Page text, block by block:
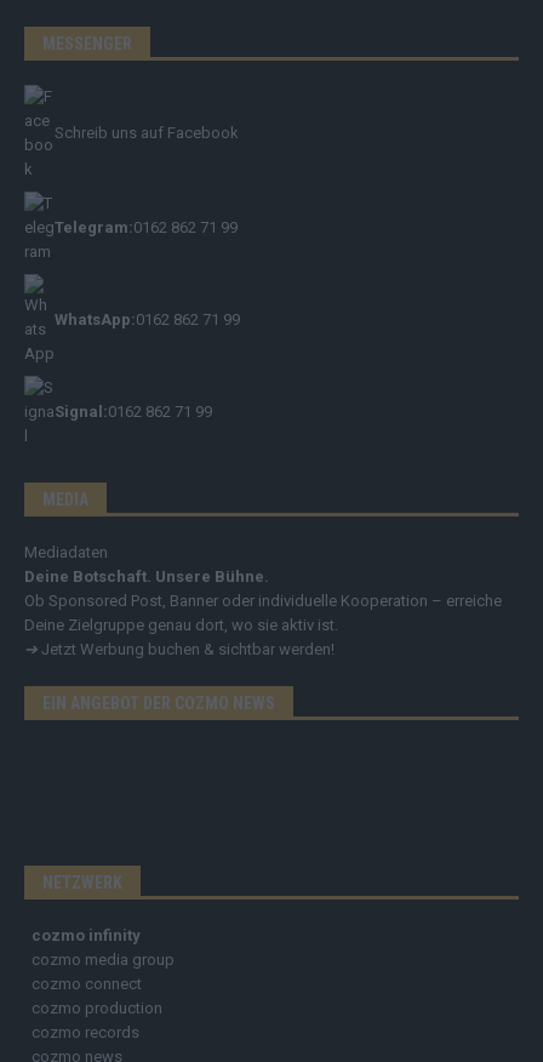
MESSENGER
Schreib uns auf Facebook
Telegram:0162 862 71 99
WhatsApp:0162 862 71 99
Signal:0162 862 71 99
MEDIA
Mediadaten
Deine Botschaft. Unsere Bühne.
Ob Sponsored Post, Banner oder individuelle Kooperation – erreiche
Deine Zielgruppe genau dort, wo sie aktiv ist.
➔ Jetzt Werbung buchen & sichtbar werden!
EIN ANGEBOT DER COZMO NEWS
NETZWERK
cozmo infinity
cozmo media group
cozmo connect
cozmo production
cozmo records
cozmo news